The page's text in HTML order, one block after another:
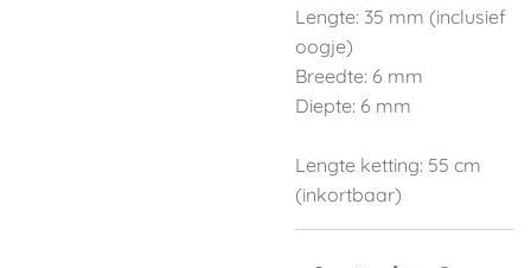
Lengte: 35 mm (inclusief
oogje)
Breedte: 6 mm
Diepte: 6 mm
Lengte ketting: 55 cm
(inkortbaar)